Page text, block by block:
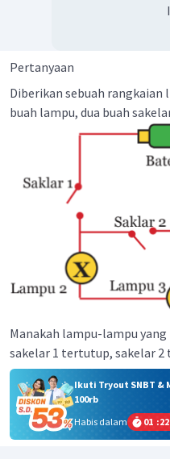
Pertanyaan
Diberikan sebuah
buah lampu, dua buah
Manakah lampu-lampu yang
sakelar 1 tertutup, sakelar
Ikuti Tryout SNBT &
100rb
Habis dalam
01 :22